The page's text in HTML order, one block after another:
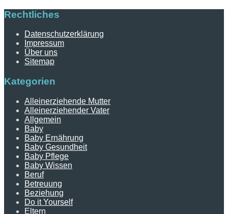
Rechtliches
Datenschutzerklärung
Impressum
Über uns
Sitemap
Kategorien
Alleinerziehende Mutter
Alleinerziehender Vater
Allgemein
Baby
Baby Ernährung
Baby Gesundheit
Baby Pflege
Baby Wissen
Beruf
Betreuung
Beziehung
Do it Yourself
Eltern